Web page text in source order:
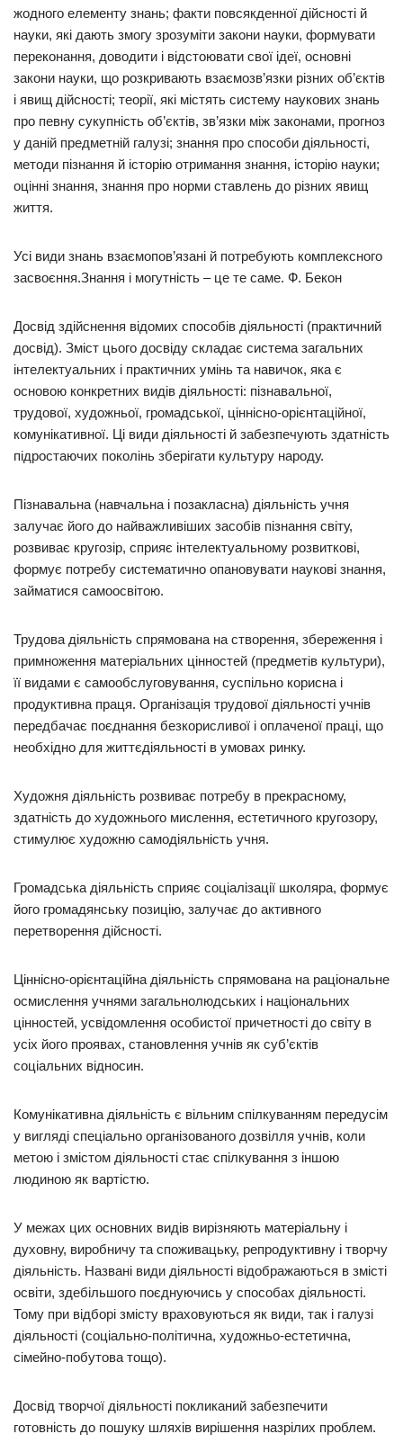
жодного елементу знань; факти повсякденної дійсності й
науки, які дають змогу зрозуміти закони науки, формувати
переконання, доводити і відстоювати свої ідеї, основні
закони науки, що розкривають взаємозв’язки різних об’єктів
і явищ дійсності; теорії, які містять систему наукових знань
про певну сукупність об’єктів, зв’язки між законами, прогноз
у даній предметній галузі; знання про способи діяльності,
методи пізнання й історію отримання знання, історію науки;
оцінні знання, знання про норми ставлень до різних явищ
життя.
Усі види знань взаємопов’язані й потребують комплексного
засвоєння.Знання і могутність – це те саме. Ф. Бекон
Досвід здійснення відомих способів діяльності (практичний
досвід). Зміст цього досвіду складає система загальних
інтелектуальних і практичних умінь та навичок, яка є
основою конкретних видів діяльності: пізнавальної,
трудової, художньої, громадської, ціннісно-орієнтаційної,
комунікативної. Ці види діяльності й забезпечують здатність
підростаючих поколінь зберігати культуру народу.
Пізнавальна (навчальна і позакласна) діяльність учня
залучає його до найважливіших засобів пізнання світу,
розвиває кругозір, сприяє інтелектуальному розвиткові,
формує потребу систематично опановувати наукові знання,
займатися самоосвітою.
Трудова діяльність спрямована на створення, збереження і
примноження матеріальних цінностей (предметів культури),
її видами є самообслуговування, суспільно корисна і
продуктивна праця. Організація трудової діяльності учнів
передбачає поєднання безкорисливої і оплаченої праці, що
необхідно для життєдіяльності в умовах ринку.
Художня діяльність розвиває потребу в прекрасному,
здатність до художнього мислення, естетичного кругозору,
стимулює художню самодіяльність учня.
Громадська діяльність сприяє соціалізації школяра, формує
його громадянську позицію, залучає до активного
перетворення дійсності.
Ціннісно-орієнтаційна діяльність спрямована на раціональне
осмислення учнями загальнолюдських і національних
цінностей, усвідомлення особистої причетності до світу в
усіх його проявах, становлення учнів як суб’єктів
соціальних відносин.
Комунікативна діяльність є вільним спілкуванням передусім
у вигляді спеціально організованого дозвілля учнів, коли
метою і змістом діяльності стає спілкування з іншою
людиною як вартістю.
У межах цих основних видів вирізняють матеріальну і
духовну, виробничу та споживацьку, репродуктивну і творчу
діяльність. Названі види діяльності відображаються в змісті
освіти, здебільшого поєднуючись у способах діяльності.
Тому при відборі змісту враховуються як види, так і галузі
діяльності (соціально-політична, художньо-естетична,
сімейно-побутова тощо).
Досвід творчої діяльності покликаний забезпечити
готовність до пошуку шляхів вирішення назрілих проблем.